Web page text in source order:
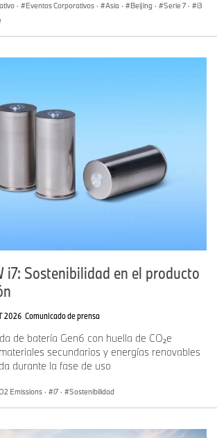
· Eventos Corporativos · Asia · Beijing · Serie 7 ·
i3
i7: Sostenibilidad en el producto
2026 Comunicado de prensa
de batería Gen6 con huella de CO₂e
secundarios y energías renovables
durante la fase de uso
Emissions · i7 · Sostenibilidad